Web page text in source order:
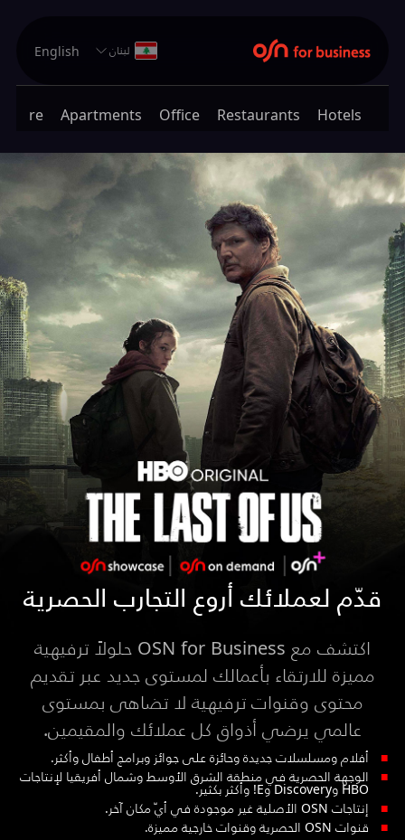
لبنان English
Hotels
Restaurants
Office
Apartments
قدّم لعملائك أروع التجارب الحصرية
اكتشف مع OSN for Business حلولاً ترفيهية
مميزة للارتقاء بأعمالك لمستوى جديد عبر تقديم
محتوى وقنوات ترفيهية لا تضاهى بمستوى
عالمي يرضي أذواق كل عملائك والمقيمين.
أفلام ومسلسلات جديدة وحائزة على جوائز وبرامج أطفال وأكثر.
الوجهة الحصرية في منطقة الشرق الأوسط وشمال أفريقيا لإنتاجات
HBO وDiscovery وE! وأكثر بكثير.
إنتاجات OSN الأصلية غير موجودة في أيّ مكان آخر.
قنوات OSN الحصرية وقنوات خارجية مميزة.